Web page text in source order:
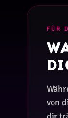
FÜR
von